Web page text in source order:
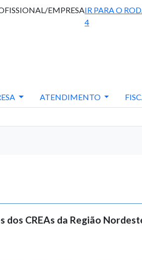
EMPRESAIR PARA O
4
ATENDIMENTO
dos CREAs da Região